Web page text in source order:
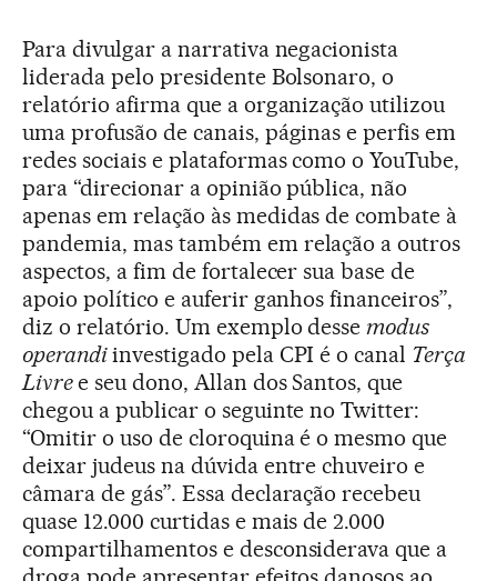
Para divulgar a narrativa negacionista
liderada pelo presidente Bolsonaro, o
relatório afirma que a organização utilizou
uma profusão de canais, páginas e perfis em
redes sociais e plataformas como o YouTube,
para “direcionar a opinião pública, não
apenas em relação às medidas de combate à
pandemia, mas também em relação a outros
aspectos, a fim de fortalecer sua base de
apoio político e auferir ganhos financeiros”,
diz o relatório. Um exemplo desse modus
operandiinvestigado pela CPI é o canal Terça
Livree seu dono, Allan dos Santos, que
chegou a publicar o seguinte no Twitter:
“Omitir o uso de cloroquina é o mesmo que
deixar judeus na dúvida entre chuveiro e
câmara de gás”. Essa declaração recebeu
quase 12.000 curtidas e mais de 2.000
compartilhamentos e desconsiderava que a